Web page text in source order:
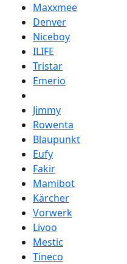
Maxxmee
Denver
Niceboy
ILIFE
Tristar
Emerio
Jimmy
Rowenta
Blaupunkt
Eufy
Fakir
Mamibot
Kärcher
Vorwerk
Livoo
Mestic
Tineco